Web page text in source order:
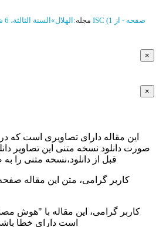
مجله:الهلال»السنة الثالثة، 6 شعبان 1312 - العدد 11 ISC (‎1 صفحه - از
×
×
این مقاله دارای تصاویری است که در
صورت دانلود نسخه متنی این تصاویر
قبل از دانلود،نسخه متنی را
کاربر گرامی، متن این مقاله صفحه
کاربر گرامی، این مقاله با "هوش
است دارای خطا